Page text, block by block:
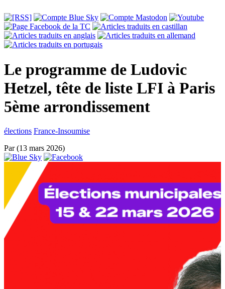
Le programme de Ludovic
Hetzel, tête de liste LFI à Paris
5ème arrondissement
élections France-Insoumise
Par(13 mars 2026)